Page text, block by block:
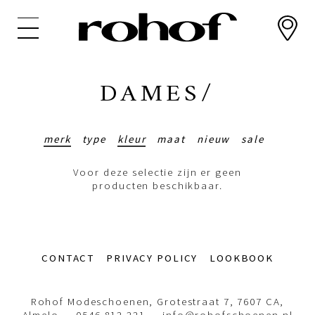
DAMES/
merk type kleur maat nieuw sale
Voor deze selectie zijn er geen
producten beschikbaar.
Footer-CONTACT PRIVACY POLICY LOOKBOOK
Rohof Modeschoenen, Grotestraat 7, 7607 CA,